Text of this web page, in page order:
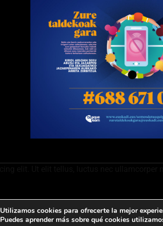
Política de cookiesContacto
Utilizamos cookies para ofrecerte la mejor
Puedes aprender más sobre qué cookies